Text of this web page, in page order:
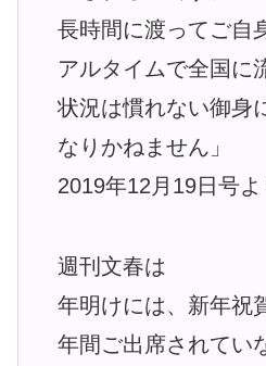
長時間に渡ってご自
アルタイムで全国に
状況は慣れない御身
なりかねません」
2019年12月19日号よ
週刊文春は
年明けには、新年祝
年間ご出席されてい